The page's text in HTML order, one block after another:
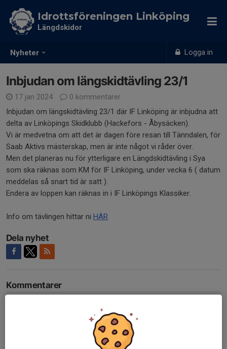
Nyheter Logga in
Idrottsföreningen Linköping
Längdskidor
Inbjudan om längskidtävling 23/1
17 jan 2024
0 kommentarer
Inbjudan om längskidtävling 23/1 där IF Linköping är inbjudna att
delta av Linköpings Skidklubb (Hackefors - Åbysäcken).
Vi är medvetna om att det är dagen före resan till Tänndalen, för
Saab Aktivs mästerskap, men är inte något vi råder över.
Men det planeras nu för ytterligare en Längdskidtävling i Sya
som ska räknas som KM för IF Linköping, under vecka 6 ( datum
meddelas så snart tid är satt ).
Endera av loppen kan räknas in i IF Linköpings Klassiker.
Info om tävlingen hittar ni HÄR
Dela nyhet
Kommentarer